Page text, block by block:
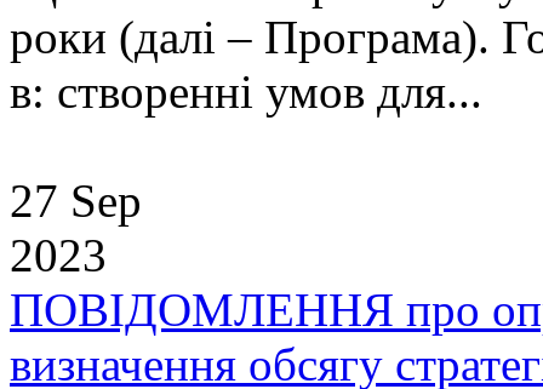
роки (далі – Програма).
в: створенні умов для...
27 Sep
2023
ПОВІДОМЛЕННЯ про
визначення обсягу